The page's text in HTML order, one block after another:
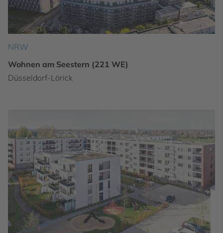
NRW
Wohnen am Seestern (221 WE)
Düsseldorf-Lörick